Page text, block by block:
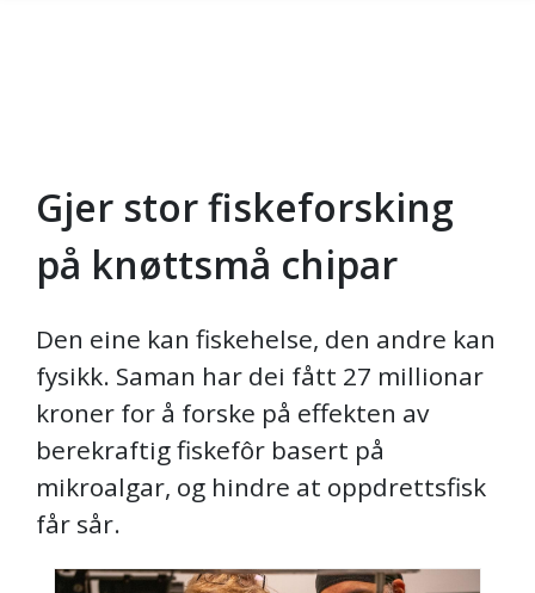
Gå til hovedinnhold
Gjer stor fiskeforsking
på knøttsmå chipar
Den eine kan fiskehelse, den andre kan
fysikk. Saman har dei fått 27 millionar
kroner for å forske på effekten av
berekraftig fiskefôr basert på
mikroalgar, og hindre at oppdrettsfisk
får sår.